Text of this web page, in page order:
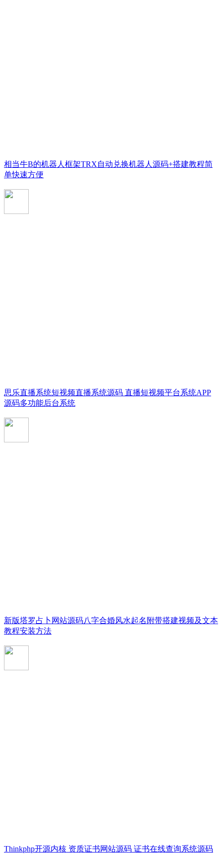
相当牛B的机器人框架TRX自动兑换机器人源码+搭建教程简
单快速方便
思乐直播系统短视频直播系统源码 直播短视频平台系统APP
源码多功能后台系统
新版塔罗占卜网站源码八字合婚风水起名附带搭建视频及文本
教程安装方法
Thinkphp开源内核 资质证书网站源码 证书在线查询系统源码